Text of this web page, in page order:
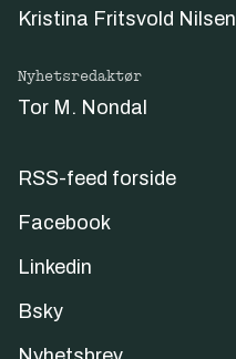
Kristina Fritsvold Nilsen
Nyhetsredaktør
Tor M. Nondal
RSS-feed forside
Facebook
Linkedin
Bsky